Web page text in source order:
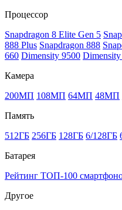
Процессор
Snapdragon 8 Elite Gen 5
888 Plus Snapdragon 888
660 Dimensity 9500
Камера
200МП 108МП 64МП 48МП
Память
512ГБ 256ГБ 128ГБ 6/128ГБ
Батарея
Рейтинг ТОП-100
Другое